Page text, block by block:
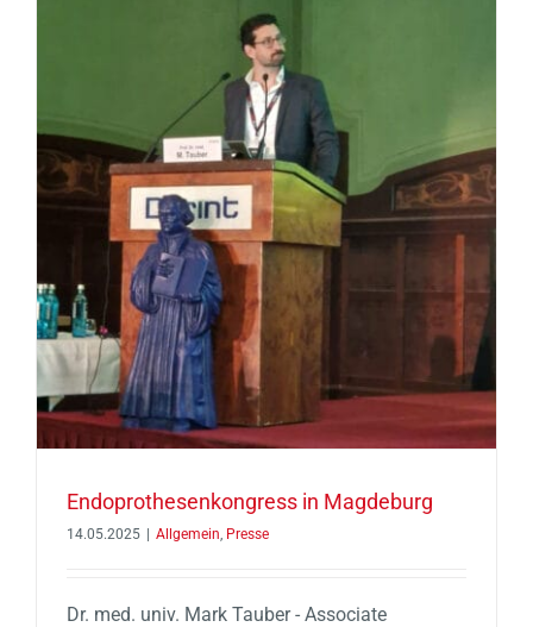
Endoprothesenkongress in Magdeburg
14.05.2025 Allgemein, Presse
Dr. med. univ. Mark Tauber - Associate